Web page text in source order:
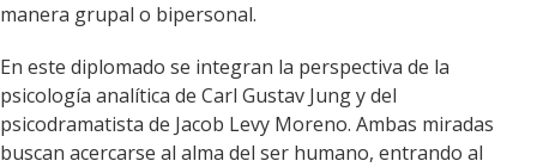
manera grupal o bipersonal.
En este diplomado se integran la perspectiva de la
psicología analítica de Carl Gustav Jung y del
psicodramatista de Jacob Levy Moreno. Ambas miradas
buscan acercarse al alma del ser humano, entrando al